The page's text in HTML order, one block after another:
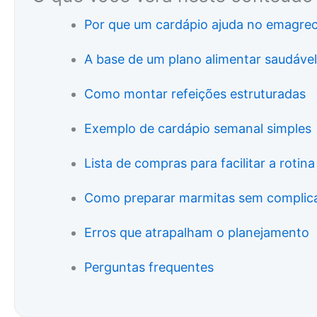
Por que um cardápio ajuda no
A base de um plano alimentar saudável
Como montar refeições estruturadas
Exemplo de cardápio semanal simples
Lista de compras para facilitar a rotina
Como preparar marmitas sem
Erros que atrapalham o planejamento
Perguntas frequentes